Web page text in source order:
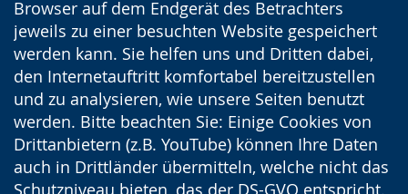
Browser auf dem Endgerät des Betrachters
jeweils zu einer besuchten Website gespeichert
werden kann. Sie helfen uns und Dritten dabei,
den Internetauftritt komfortabel bereitzustellen
und zu analysieren, wie unsere Seiten benutzt
werden. Bitte beachten Sie: Einige Cookies von
Drittanbietern (z.B. YouTube) können Ihre Daten
auch in Drittländer übermitteln, welche nicht das
Schutzniveau bieten, das der DS-GVO entspricht.